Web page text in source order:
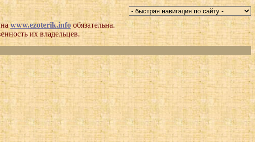
наwww.ezoterik.infoобязательна.
их владельцев.